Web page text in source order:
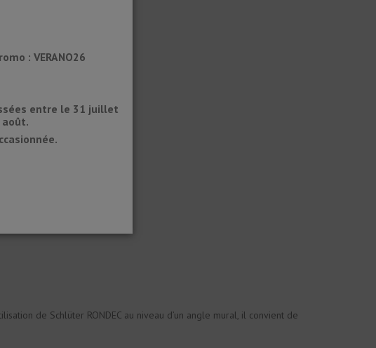
de Schlüter RONDEC au niveau d’un angle mural, il convient de
: VERANO26
entre le 31 juillet